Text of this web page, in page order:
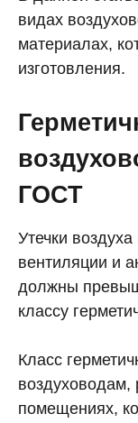
видах
материалах,
изготовления.
ГОСТ
Утечки
вентиляции и
должны
классу
Класс
помещениях,